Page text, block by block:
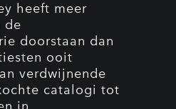
heeft meer
de
doorstaan dan
ooit
verdwijnende
catalogi tot